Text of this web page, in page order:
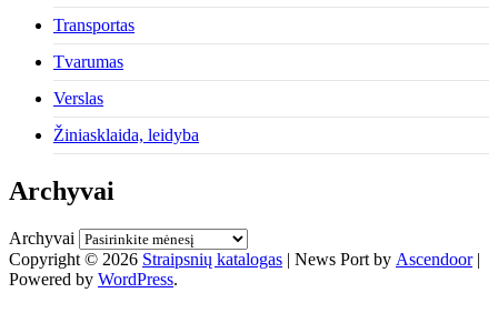
Transportas
Tvarumas
Verslas
Žiniasklaida, leidyba
Archyvai
Archyvai
Copyright © 2026 Straipsnių katalogas | News Port by Ascendoor|
Powered by WordPress.